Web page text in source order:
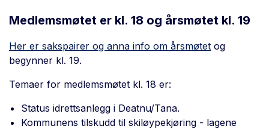
Medlemsmøtet er kl. 18 og årsmøtet kl. 19
Her er sakspairer og anna info om årsmøtet og
begynner kl. 19.
Temaer for medlemsmøtet kl. 18 er:
Status idrettsanlegg i Deatnu/Tana.
Kommunens tilskudd til skiløypekjøring - lagene